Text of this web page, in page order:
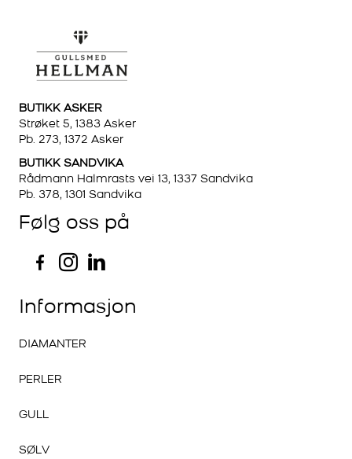
BUTIKK ASKER
Strøket 5, 1383 Asker
Pb. 273, 1372 Asker
BUTIKK SANDVIKA
Rådmann Halmrasts vei 13, 1337 Sandvika
Pb. 378, 1301 Sandvika
Følg oss på
Informasjon
DIAMANTER
PERLER
GULL
SØLV